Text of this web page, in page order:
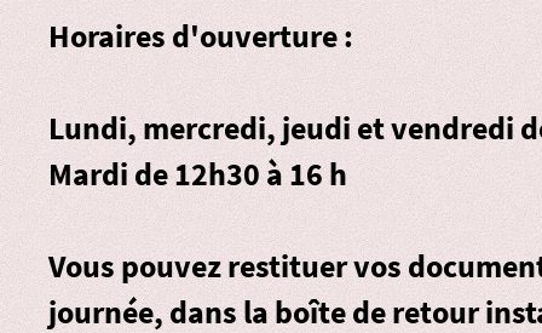
Horaires d'ouverture :
Lundi, mercredi, jeudi et vendredi
Mardi de 12h30 à 16 h
Vous pouvez restituer vos
journée, dans la boîte de retour